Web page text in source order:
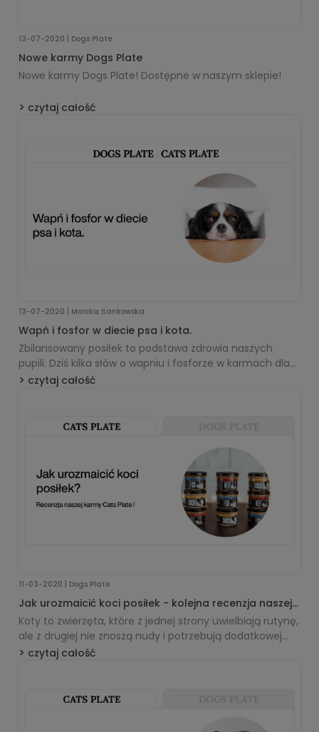
13-07-2020 | Dogs Plate
Nowe karmy Dogs Plate
Nowe karmy Dogs Plate! Dostępne w naszym sklepie!
czytaj całość
13-07-2020 | Monika Sankowska
Wapń i fosfor w diecie psa i kota.
Zbilansowany posiłek to podstawa zdrowia naszych
pupili. Dziś kilka słów o wapniu i fosforze w karmach dla
psów i kotów.
czytaj całość
11-03-2020 | Dogs Plate
Jak urozmaicić koci posiłek - kolejna recenzja naszej
karmy Cats Plate!
Koty to zwierzęta, które z jednej strony uwielbiają rutynę,
ale z drugiej nie znoszą nudy i potrzebują dodatkowej
stymulacji. Oto więc recenzja podwójna – dotycząca
zdrowym i właściwym składowo. Ale po kolei.
czytaj całość